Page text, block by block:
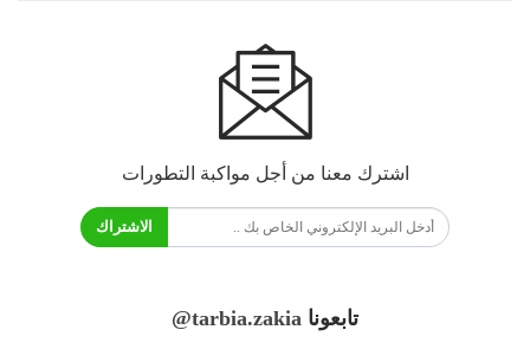
اشترك معنا من أجل مواكبة التطورات
الاشتراك
تابعونا @tarbia.zakia